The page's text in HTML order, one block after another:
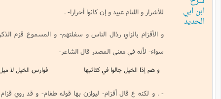
عبيد و إن كانوا أحرارا- .
رذال الناس و سفلتهم- و المسموع قزم الذكر و الأنثى و الواحد و الجمع فيه
المصدر قال الشاعر-
فوارس الخيل لا ميل و لا قزم
أقزام- ليوازن بها قوله طغام- و قد روي قزام و هي رواية جيدة- و قد نطقت